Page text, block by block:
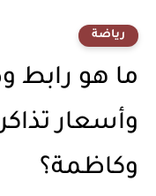
رياضة
ما هو رابط
وأسعار
وكاظمة؟